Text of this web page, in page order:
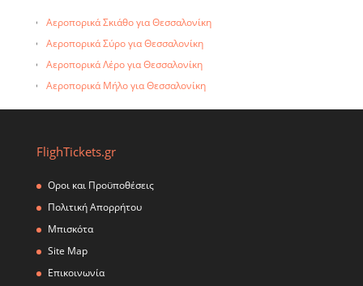
Αεροπορικά Σκιάθο για Θεσσαλονίκη
Αεροπορικά Σύρο για Θεσσαλονίκη
Αεροπορικά Λέρο για Θεσσαλονίκη
Αεροπορικά Μήλο για Θεσσαλονίκη
Αεροπορικά Σκύρο για Θεσσαλονίκη
FlighTickets.gr
Οροι και Προϋποθέσεις
Πολιτική Απορρήτου
Μπισκότα
Site Map
Επικοινωνία